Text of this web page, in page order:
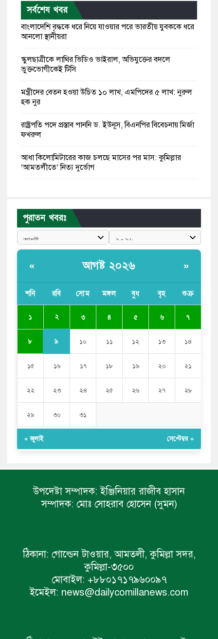
সর্বশেষ খবর
বাংলাদেশি বৃদ্ধকে ধরে নিয়ে যাওয়ার পরে ভারতীয় যুবককে ধরে
আনলো স্থানীয়রা
স্কুলছাত্রীকে লাথির ভিডিও ভাইরাল, অভিযুক্তের বদলে
ভুক্তভোগীকেই টিসি
মন্ত্রীদের বেতন হওয়া উচিত ১০ লাখ, এমপিদের ৫ লাখ: নুরুল
হক নুর
রাষ্ট্রপতি পদে প্রস্তাব পাননি ড. ইউনূস, বিএনপির বিবেচনায় মির্জা
ফখরুল
আধা কিলোমিটারের কাজ চলছে মাসের পর মাস: কুমিল্লার
‘আমতলীতে’ নিত্য দুর্ভোগ
পুলিশকে পিটিয়ে রক্তাক্ত করেছি এ দৃশ্য কি আপনারা দেখেননি:
এনসিপি নেতা
সরকার
সজীব ওয়াজেদ জয়
পুরাতন খবরঃ
« আগষ্ট ২০২৬ »
শনি রবি সোম মঙ্গল বুধ বৃহ শুক্র
১ ২ ৩ ৪ ৫ ৬ ৭
৮ ৯ ১০ ১১ ১২ ১৩ ১৪
১৫ ১৬ ১৭ ১৮ ১৯ ২০ ২১
২২ ২৩ ২৪ ২৫ ২৬ ২৭ ২৮
২৯ ৩০ ৩১
« জুলাই সেপ্টেম্বর »
উপদেষ্টা সম্পাদক: ইঞ্জিনিয়ার রাজীব হাসান
সম্পাদক: মোঃ সোহরাব হোসেন (সুমন)
ঠিকানা: গোল্ডেন টাওয়ার, আমতলী, কুমিল্লা সদর,
কুমিল্লা-৩৫০০
মোবাইল: +৮৮০১৭১৭৯৬০০৯৭
ইমেইল: news@dailycomillanews.com